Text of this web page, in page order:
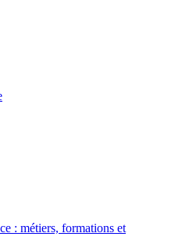
: métiers, formations et